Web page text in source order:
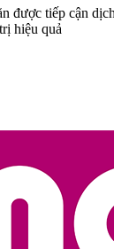
được tiếp cận
hiệu quả